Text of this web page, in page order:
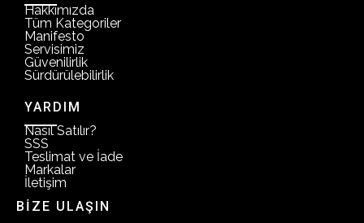
Hakkımızda
Tüm Kategoriler
Manifesto
Servisimiz
Güvenilirlik
Sürdürülebilirlik
YARDIM
Nasıl Satılır?
SSS
Teslimat ve İade
Markalar
İletişim
BİZE ULAŞIN